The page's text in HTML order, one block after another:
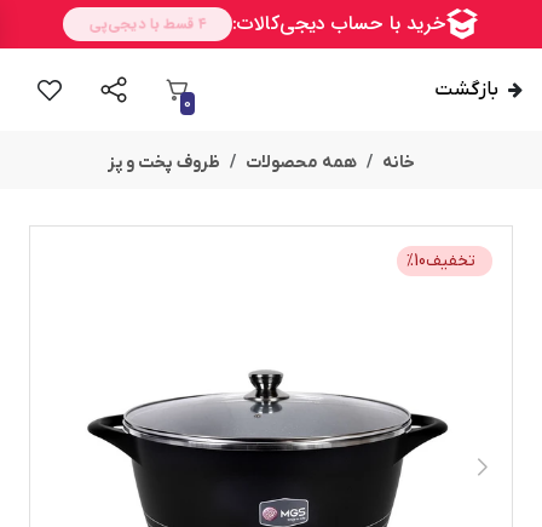
بازگشت
0
خانه همه محصولات ظروف پخت و پز
تخفیف %10